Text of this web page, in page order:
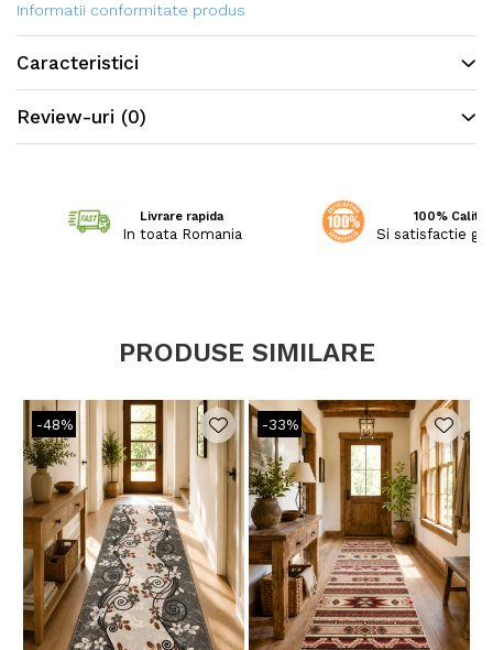
Colecția este produsă în calitatea FRIESE, din fire
răsucite într-un mod special, ceea ce permite să
confere covoarelor o textură și strălucire
deosebită.
Informatii conformitate produs
Caracteristici
Review-uri (0)
Livrare rapida
In toata Romania
100%
Si satisfactie
PRODUSE SIMILARE
-48% -33%